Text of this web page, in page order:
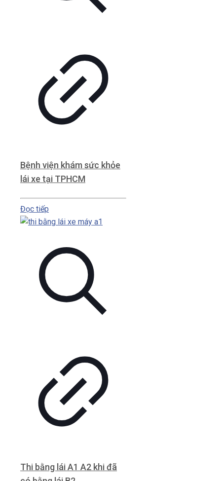
Bệnh viện khám sức khỏe
lái xe tại TPHCM
Đọc tiếp
Thi bằng lái A1 A2 khi đã